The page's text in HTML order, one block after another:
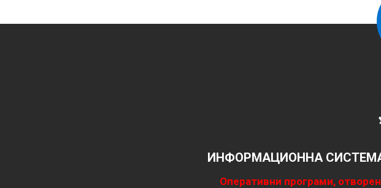
ИНФОРМАЦИОННА
Оперативни програми,